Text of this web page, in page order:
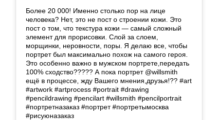
Более 20 000! Именно столько пор на лице
человека? Нет, это не пост о строении кожи. Это
пост о том, что текстура кожи — самый сложный
элемент для прорисовки. Слой за слоем,
морщинки, неровности, поры. Я делаю все, чтобы
портрет был максимально похож на самого героя.
Это особенно важно в мужском портрете,передать
100% сходство????‍? А пока портрет @willsmith
ещё в процессе, жду Вашего мнения,друзья!?? #art
#artwork #artprocess #portrait #drawing
#pencildrawing #pencilart #willsmith #pencilportrait
#портретназаказ #портрет #портретымосква
#рисуюназаказ